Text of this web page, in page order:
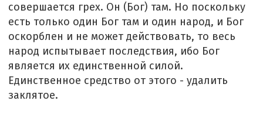
совершается грех. Он (Бог) там. Но поскольку
есть только один Бог там и один народ, и Бог
оскорблен и не может действовать, то весь
народ испытывает последствия, ибо Бог
является их единственной силой.
Единственное средство от этого - удалить
заклятое.